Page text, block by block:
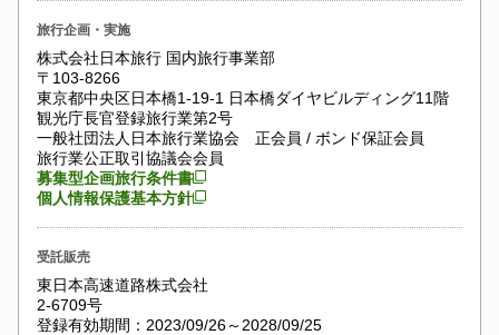
旅行企画・実施
株式会社日本旅行 国内旅行事業部
〒103-8266
東京都中央区日本橋1-19-1 日本橋ダイヤビルディング11階
観光庁長官登録旅行業第2号
一般社団法人日本旅行業協会 正会員 / ボンド保証会員
旅行業公正取引協議会会員
募集型企画旅行条件書
個人情報保護基本方針
受託販売
東日本高速道路株式会社
2-6709号
登録有効期間：2023/09/26～2028/09/25